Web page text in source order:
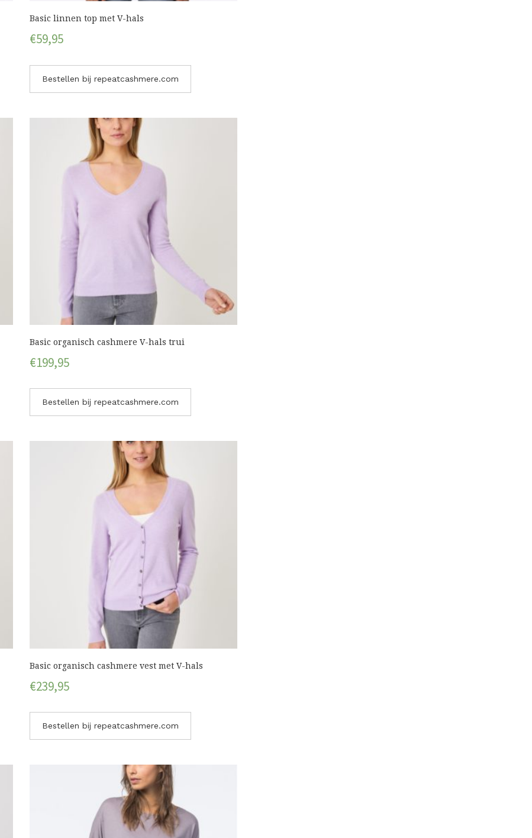
Basic linnen top met V-hals
€59,95
Bestellen bij repeatcashmere.com
Basic organisch cashmere V-hals trui
€199,95
Bestellen bij repeatcashmere.com
Basic organisch cashmere vest met V-hals
€239,95
Bestellen bij repeatcashmere.com